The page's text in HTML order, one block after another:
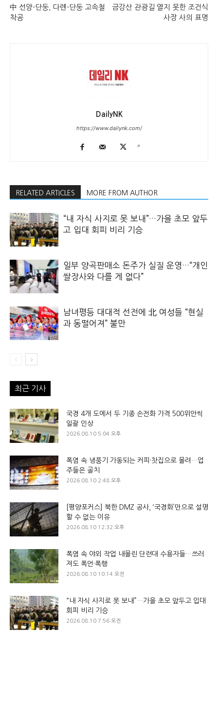
中 선양-단둥, 다롄-단둥 고속철
착공
금강산 관광길 열지 못한 조건식
사장 사의 표명
DailyNK
https://www.dailynk.com/
RELATED ARTICLES MORE FROM AUTHOR
“내 자식 사지로 못 보내”…가을 초모 앞두
고 입대 회피 비리 기승
일부 양곡판매소 돈주가 실질 운영…“개인
쌀장사와 다를 게 없다”
남녀평등 대대적 선전에 北 여성들 “현실
과 동떨어져” 불만
최근 기사
국경 4개 도에서 두 기종 손전화 가격 500위안씩
일괄 인상
2026.08.10 5:04 오후
폭염 속 냉풍기 가동되는 커피·찻집으로 몰려…업
주들은 골치
2026.08.10 2:48 오후
[평양포커스] 북한 DMZ 공사, ‘국경화’만으로 설명
할 수 없는 이유
2026.08.10 12:32 오후
폭염 속 야외 작업 내몰린 단련대 수용자들…쓰러
져도 폭언·폭행
2026.08.10 10:14 오전
“내 자식 사지로 못 보내”…가을 초모 앞두고 입대
회피 비리 기승
2026.08.10 7:56 오전